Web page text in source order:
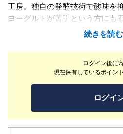
ログイン後に
現在保有しているポイン
ログイ
工房。独自の発酵技術で酸味を
ヨーグルトが苦手という方にも
う製造段階で工夫をしています
モチモチとした珍しい食感はお
いています。メニュー数は季節
30種類ほどの飲むヨーグルトや
供でき、テイクアウトとイート
ヨーグルトは、店舗内にある工
で、新鮮なヨーグルトをご提供
お待ちいたしております。
続きを読む